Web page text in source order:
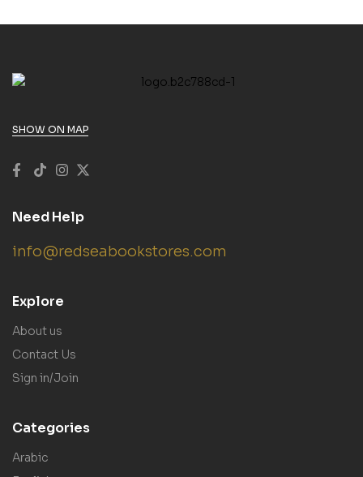
SHOW ON MAP
Need Help
info@redseabookstores.com
Explore
About us
Contact Us
Sign in/Join
Categories
Arabic